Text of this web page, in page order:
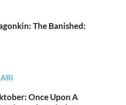
The Banished:
Once Upon A